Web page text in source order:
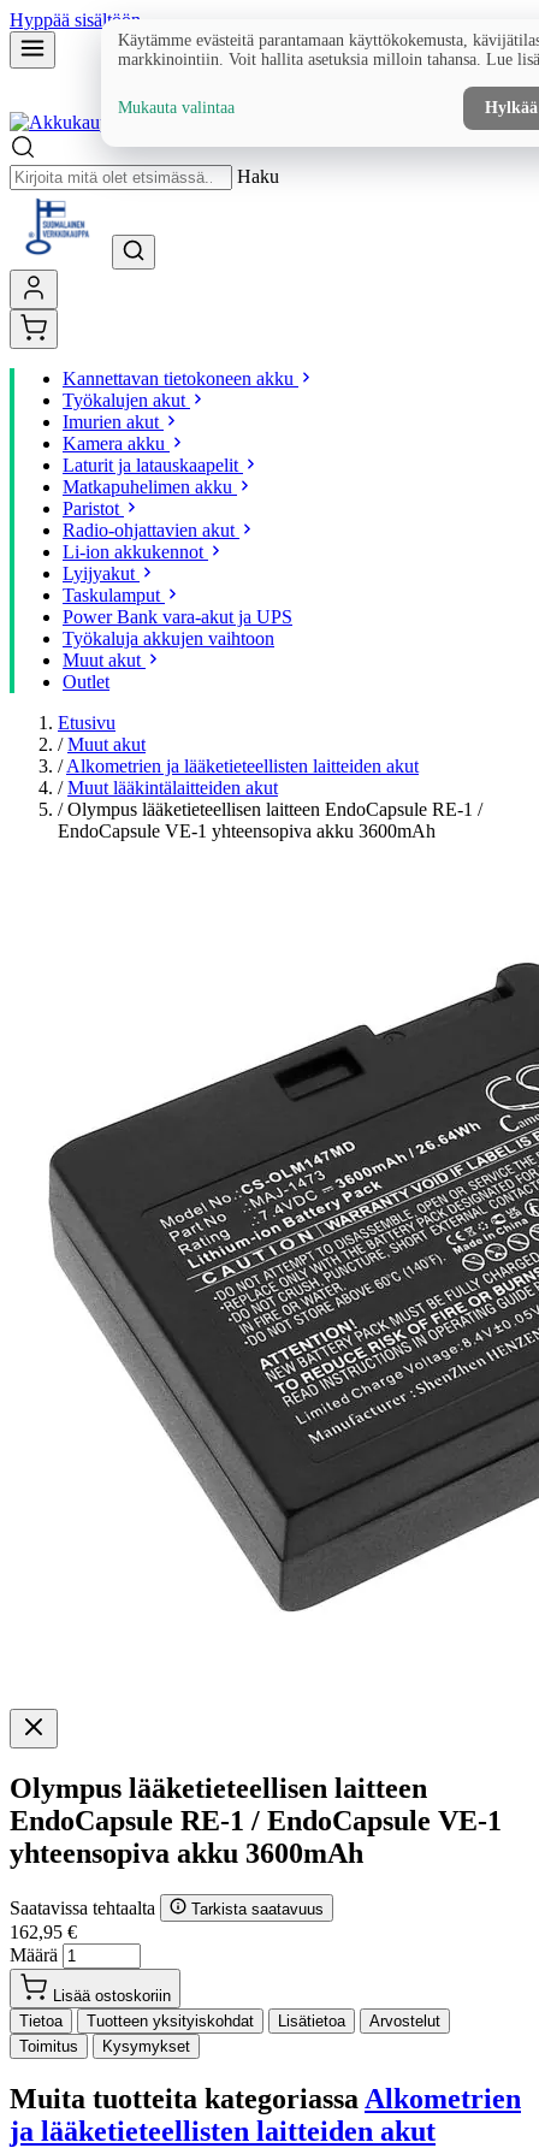
Hyppää sisältöön
Haku
Kannettavan tietokoneen akku
Työkalujen akut
Imurien akut
Kamera akku
Laturit ja latauskaapelit
Matkapuhelimen akku
Paristot
Radio-ohjattavien akut
Li-ion akkukennot
Lyijyakut
Taskulamput
Power Bank vara-akut ja UPS
Työkaluja akkujen vaihtoon
Muut akut
Outlet
Etusivu
/ Muut akut
/ Alkometrien ja lääketieteellisten laitteiden akut
/ Muut lääkintälaitteiden akut
/ Olympus lääketieteellisen laitteen EndoCapsule RE-1 /
EndoCapsule VE-1 yhteensopiva akku 3600mAh
Olympus lääketieteellisen laitteen
EndoCapsule RE-1 / EndoCapsule VE-1
yhteensopiva akku 3600mAh
Saatavissa tehtaalta Tarkista saatavuus
162,95 €
Määrä
Lisää ostoskoriin
Tietoa
Tuotteen yksityiskohdat Lisätietoa
Arvostelut
Toimitus
Kysymykset
Muita tuotteita kategoriassa Alkometrien
ja lääketieteellisten laitteiden akut
Käytämme evästeitä parantamaan käyttökokemusta,
markkinointiin. Voit hallita asetuksia milloin tahansa. Lue
Mukauta valintaa Hylkää